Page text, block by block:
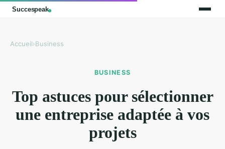
Accueil›Business
BUSINESS
Top astuces pour sélectionner
une entreprise adaptée à vos
projets